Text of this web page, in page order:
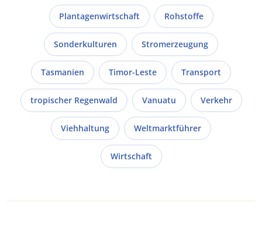
Plantagenwirtschaft Rohstoffe
Sonderkulturen Stromerzeugung
Tasmanien Timor-Leste Transport
tropischer Regenwald Vanuatu Verkehr
Viehhaltung Weltmarktführer
Wirtschaft